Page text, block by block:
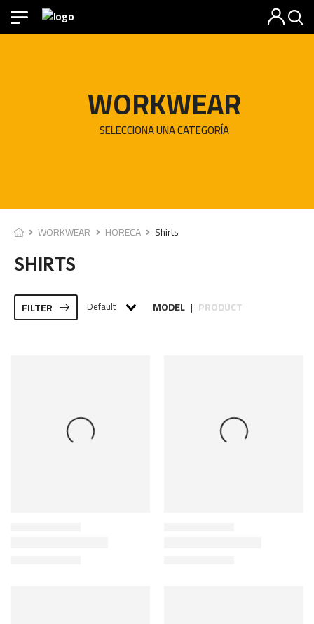
WORKWEAR
SELECCIONA UNA CATEGORÍA
WORKWEAR HORECA Shirts
SHIRTS
FILTER Default MODEL | PRODUCT